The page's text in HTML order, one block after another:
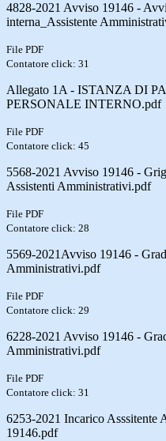
4828-2021 Avviso 19146 -
interna_Assistente
File PDF
Contatore click: 31
Allegato 1A - ISTANZA DI
PERSONALE INTERNO.pdf
File PDF
Contatore click: 45
5568-2021 Avviso 19146 -
Assistenti Amministrativi.pdf
File PDF
Contatore click: 28
5569-2021Avviso 19146 -
Amministrativi.pdf
File PDF
Contatore click: 29
6228-2021 Avviso 19146 -
Amministrativi.pdf
File PDF
Contatore click: 31
6253-2021 Incarico
19146.pdf